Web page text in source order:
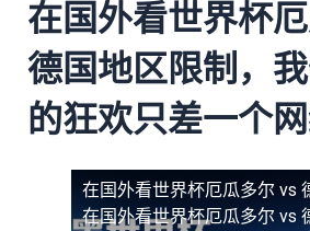
在国外看世界杯
德国地区限制，
的狂欢只差一个
在国外看世界杯厄瓜多尔 vs
在国外看世界杯厄瓜多尔 vs